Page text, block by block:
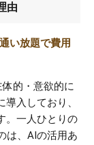
由
い放題で費用
的・意欲的に
入しており、
。一人ひとりの
は、AIの活用あ